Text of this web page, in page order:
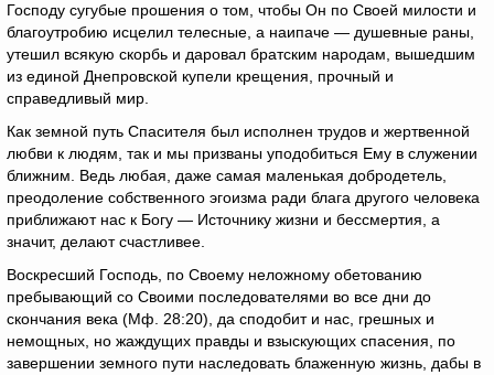
Господу сугубые прошения о том, чтобы Он по Своей милости и
благоутробию исцелил телесные, а наипаче — душевные раны,
утешил всякую скорбь и даровал братским народам, вышедшим
из единой Днепровской купели крещения, прочный и
справедливый мир.
Как земной путь Спасителя был исполнен трудов и жертвенной
любви к людям, так и мы призваны уподобиться Ему в служении
ближним. Ведь любая, даже самая маленькая добродетель,
преодоление собственного эгоизма ради блага другого человека
приближают нас к Богу — Источнику жизни и бессмертия, а
значит, делают счастливее.
Воскресший Господь, по Своему неложному обетованию
пребывающий со Своими последователями во все дни до
скончания века (Мф. 28:20), да сподобит и нас, грешных и
немощных, но жаждущих правды и взыскующих спасения, по
завершении земного пути наследовать блаженную жизнь, дабы в